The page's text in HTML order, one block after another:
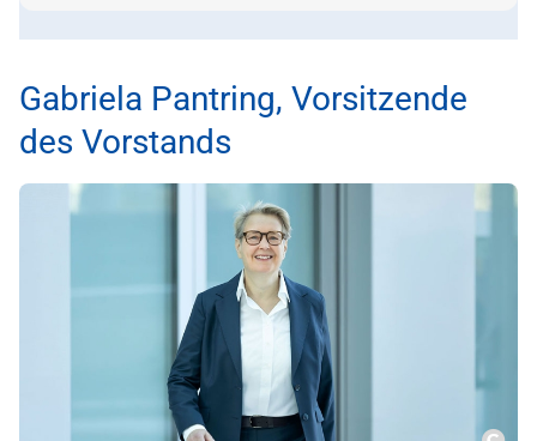
Gabriela Pantring, Vorsitzende
des Vorstands